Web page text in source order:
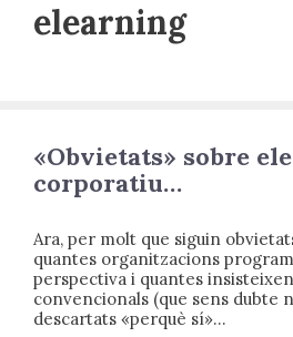
elearning
«Obvietats» sobre
corporatiu…
Ara, per molt que siguin
quantes organitzacions
perspectiva i quantes
convencionals (que sens dubte
descartats «perquè sí»…